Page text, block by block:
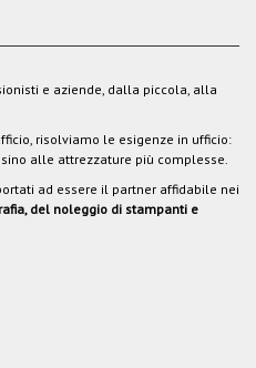
e aziende, dalla piccola, alla
risolviamo le esigenze in ufficio:
alle attrezzature più complesse.
ad essere il partner affidabile nei
del noleggio di stampanti e